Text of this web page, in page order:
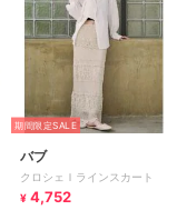
期間限定SALE
バブ
クロシェＩラインスカート
¥ 4,752